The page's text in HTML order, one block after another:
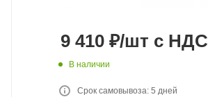
9 410 ₽/шт с НДС
В наличии
Срок самовывоза: 5 дней